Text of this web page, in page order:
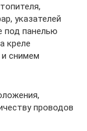
указателей
под панелью
креле
снимем
проводов